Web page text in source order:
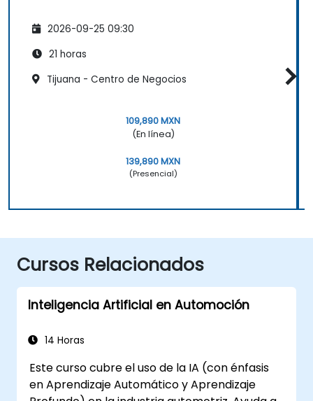
2026-09-25 09:30
21 horas
Tijuana - Centro de Negocios
109,890 MXN
(En línea)
139,890 MXN
(Presencial)
Cursos Relacionados
Inteligencia Artificial en Automoción
14 Horas
Este curso cubre el uso de la IA (con énfasis
en Aprendizaje Automático y Aprendizaje